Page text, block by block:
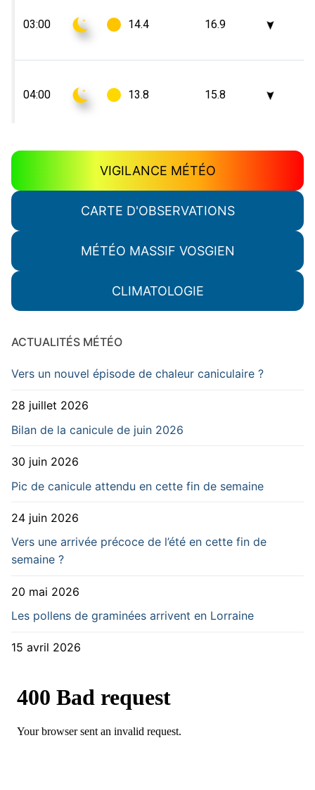
VIGILANCE MÉTÉO
CARTE D'OBSERVATIONS
MÉTÉO MASSIF VOSGIEN
CLIMATOLOGIE
ACTUALITÉS MÉTÉO
Vers un nouvel épisode de chaleur caniculaire ?
28 juillet 2026
Bilan de la canicule de juin 2026
30 juin 2026
Pic de canicule attendu en cette fin de semaine
24 juin 2026
Vers une arrivée précoce de l’été en cette fin de
semaine ?
20 mai 2026
Les pollens de graminées arrivent en Lorraine
15 avril 2026